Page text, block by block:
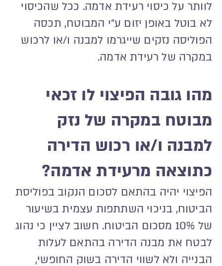
לוותר על כיסוי רעידת אדמה. ככל שהכיסוי
לא בוטל באופן יזום ע"י המבוטח, תכסה
הפוליסה נזקים שייגרמו למבנה ו/או לרכוש
במקרה של רעידת אדמה.
מהו גובה הפיצוי לו זכאי
מבוטח במקרה של נזק
למבנה ו/או רכוש הדירה
כתוצאה מרעידת אדמה?
הפיצוי יהיה בהתאם לסכום הנקוב בפוליסת
הביטוח, בניכוי השתתפות עצמית בשיעור
של 10% מסכום הביטוח. חשוב לציין כי נהוג
לבטח את מבנה הדירה בהתאם לעלות
הבנייה ולא לשווי הדירה בשוק החופשי,